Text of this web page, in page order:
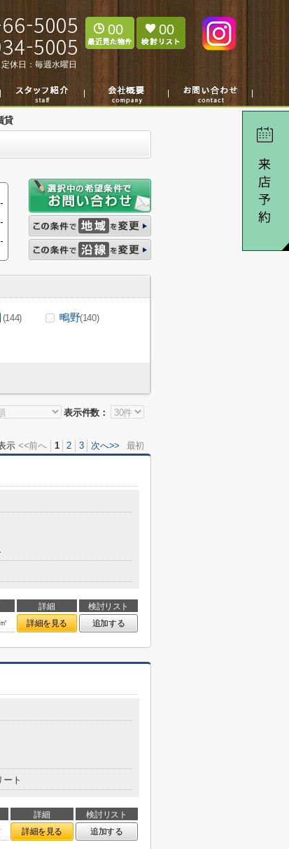
定休日： 毎週水曜日
00 00
貸
(144) 鴫野(140)
表示件数：
示 <<前へ 1 2 3 次へ>> 最初
詳細
検討リスト
詳細を見る 追加する
ート
詳細
検討リスト
詳細を見る 追加する